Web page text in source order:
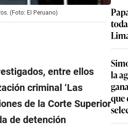
(Foto: El Peruano)
entre ellos
criminal ‘Las
de la Corte Superior
de detención
la
que